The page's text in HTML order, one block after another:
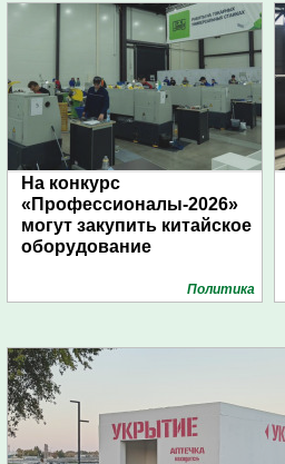
На конкурс
«Профессионалы-2026»
могут закупить китайское
оборудование
Политика